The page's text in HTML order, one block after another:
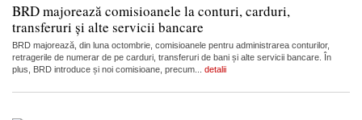
BRD majorează comisioanele la conturi, carduri,
transferuri și alte servicii bancare
BRD majorează, din luna octombrie, comisioanele pentru administrarea conturilor,
retragerile de numerar de pe carduri, transferuri de bani și alte servicii bancare. În
plus, BRD introduce și noi comisioane, precum... detalii